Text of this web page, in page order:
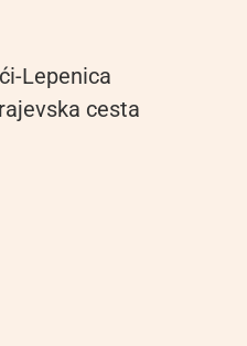
Lepenica
cesta